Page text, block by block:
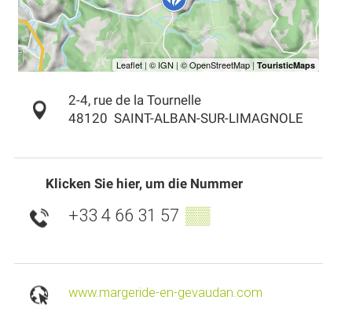
2-4, rue de la Tournelle
48120 SAINT-ALBAN-SUR-LIMAGNOLE
Klicken Sie hier, um die Nummer
+33 4 66 31 57 ▒▒
www.margeride-en-gevaudan.com